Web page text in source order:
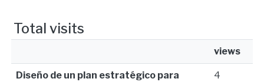
Total visits
views
Diseño de un plan estratégico para
4